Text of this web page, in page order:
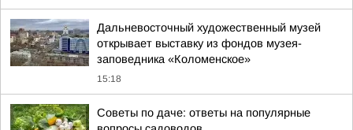
Дальневосточный художественный музей
открывает выставку из фондов музея-
заповедника «Коломенское»
15:18
Советы по даче: ответы на популярные